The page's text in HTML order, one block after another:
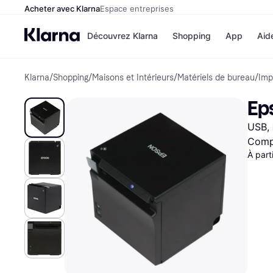
Acheter avec KlarnaEspace entreprises
Découvrez Klarna
Options de
Payer maintenant
Paiement en 3 fois
Paiement à 30 jours
Klarna sur Apple Pay
Shopping
Magasins
Airbnb
Temu
JD
Voir tous les
App
Klarna/Shopping/Maisons et Intérieurs/Matériels de bureau/
À